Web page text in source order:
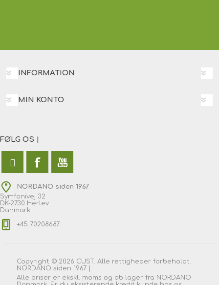
INFORMATION
MIN KONTO
FØLG OS |
NORDANO siden 1967
Symfonivej 32
DK-2730 Herlev
Danmark
+45 70208687
Copyright © 2026 CUST. Alle rettigheder forbeholdt.
NORDANO siden 1967 |
Alle priser er ekskl. moms og ab lager fra NORDANO